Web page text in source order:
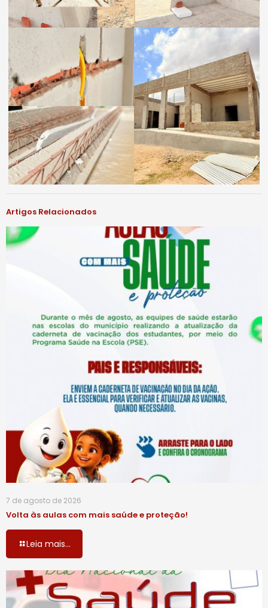
Artigos Relacionados
7 de agosto de 2026
Volta às aulas com mais saúde e proteção!
Leia mais...